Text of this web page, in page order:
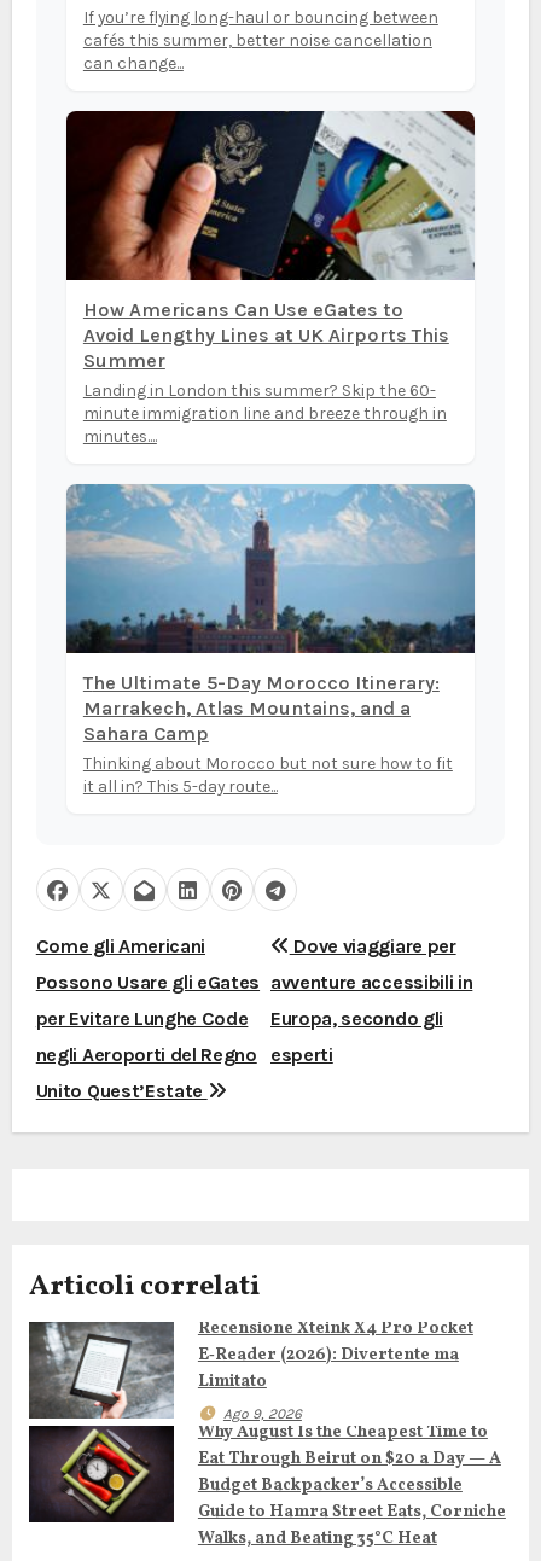
If you’re flying long-haul or bouncing between
cafés this summer, better noise cancellation
can change...
How Americans Can Use eGates to
Avoid Lengthy Lines at UK Airports This
Summer
Landing in London this summer? Skip the 60-
minute immigration line and breeze through in
minutes....
The Ultimate 5-Day Morocco Itinerary:
Marrakech, Atlas Mountains, and a
Sahara Camp
Thinking about Morocco but not sure how to fit
it all in? This 5-day route...
N
a
v
i
g
i
o
n
e
a
Come gli Americani
Possono Usare gli eGates
per Evitare Lunghe Code
negli Aeroporti del Regno
Unito Quest’Estate
Dove viaggiare per
avventure accessibili in
Europa, secondo gli
esperti
Articoli correlati
Recensione Xteink X4 Pro Pocket
E‑Reader (2026): Divertente ma
Limitato
Ago 9, 2026
Why August Is the Cheapest Time to
Eat Through Beirut on $20 a Day — A
Budget Backpacker’s Accessible
Guide to Hamra Street Eats, Corniche
Walks, and Beating 35°C Heat